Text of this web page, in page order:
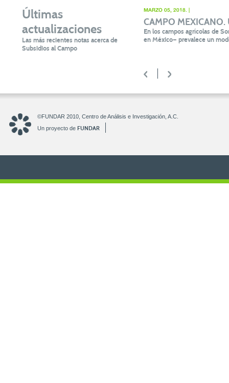
Últimas
actualizaciones
Las más recientes notas acerca de
Subsidios al Campo
MARZO 05, 2018. |
CAMPO
En los campos agrícolas de
en México— prevalece un
< >
©FUNDAR 2010, Centro de Análisis e Investigación, A.C.
Un proyecto de FUNDAR